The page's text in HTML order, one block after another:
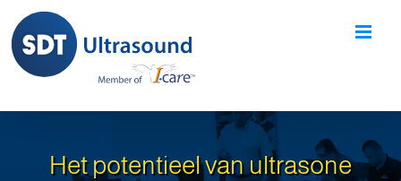
content
Het potentieel van ultrasone